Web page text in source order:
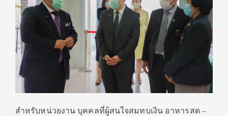
สำหรับหน่วยงาน บุคคลที่ผู้สนใจสมทบเงิน อาหารสด –